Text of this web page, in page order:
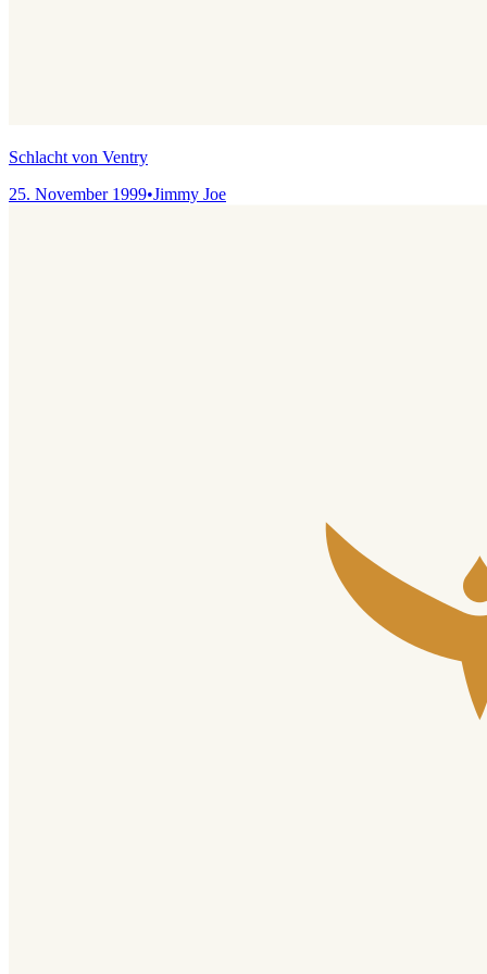
Schlacht von Ventry
25. November 1999•Jimmy Joe